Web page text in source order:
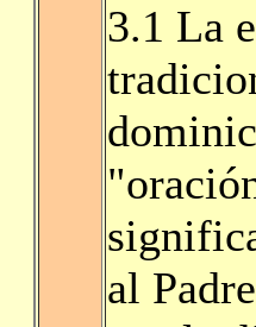
3.1 La
al